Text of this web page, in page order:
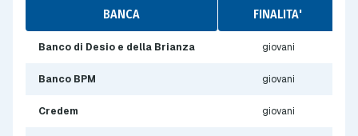
BANCA FINALITA'
Banco di Desio e della Brianza giovani
Banco BPM giovani
Credem giovani